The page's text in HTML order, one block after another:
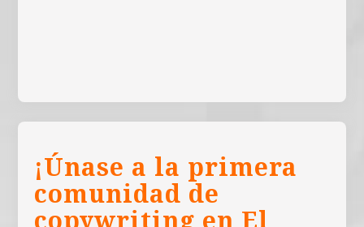
¡Únase a la primera
comunidad de
copywriting en El